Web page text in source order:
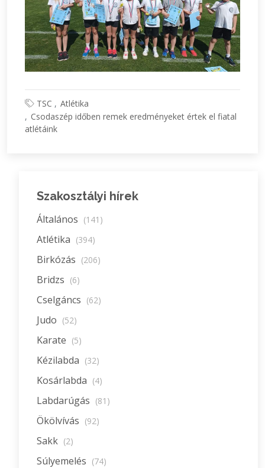
TSC
Atlétika
Csodaszép időben remek eredményeket értek el fiatal
atlétáink
Szakosztályi hírek
Általános (141)
Atlétika (394)
Birkózás (206)
Bridzs (6)
Cselgáncs (62)
Judo (52)
Karate (5)
Kézilabda (32)
Kosárlabda (4)
Labdarúgás (81)
Ökölvívás (92)
Sakk (2)
Súlyemelés (74)